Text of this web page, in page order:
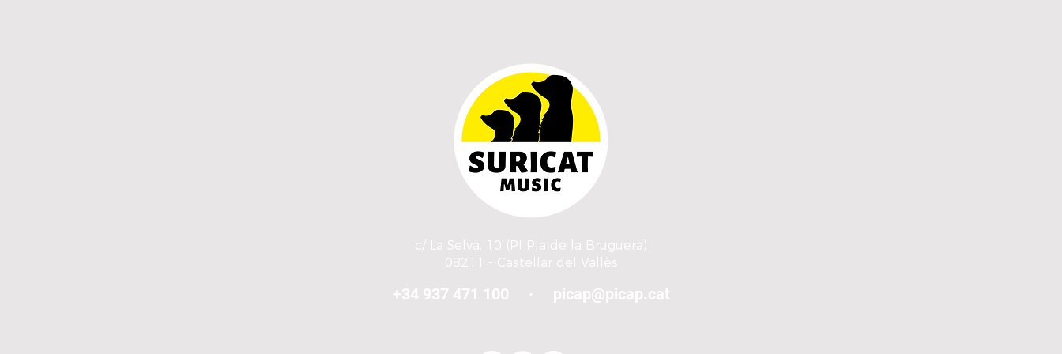
c/ La Selva, 10 (PI Pla de la Bruguera)
08211 - Castellar del Vallès
+34 937 471 100 · picap@picap.cat